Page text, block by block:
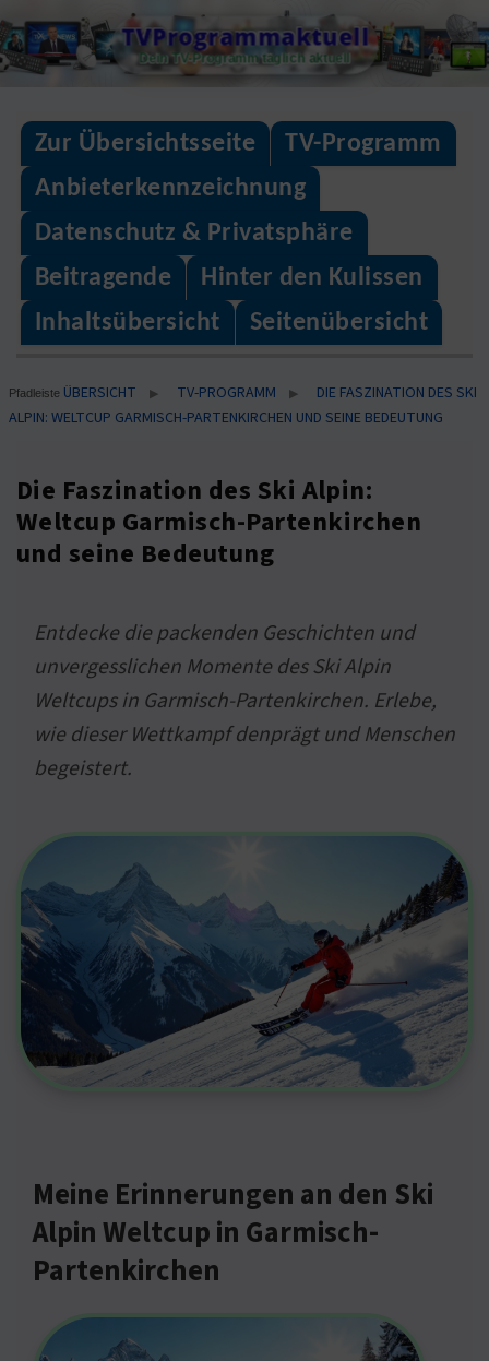
Skip
to
TVProgrammaktuell
Dein TV-Programm täglich aktuell
Zur Übersichtsseite
TV-Programm
Anbieterkennzeichnung
Datenschutz & Privatsphäre
Beitragende
Hinter den Kulissen
Inhaltsübersicht
Seitenübersicht
Pfadleiste ÜBERSICHT ▶ TV-PROGRAMM ▶
DIE FASZINATION DES SKI
ALPIN: WELTCUP GARMISCH-PARTENKIRCHEN UND SEINE BEDEUTUNG
Die Faszination des Ski Alpin:
Weltcup Garmisch-Partenkirchen
und seine Bedeutung
Entdecke die packenden Geschichten und
unvergesslichen Momente des Ski Alpin
Weltcups in Garmisch-Partenkirchen. Erlebe,
wie dieser Wettkampf denprägt und Menschen
begeistert.
Meine Erinnerungen an den Ski
Alpin Weltcup in Garmisch-
Partenkirchen